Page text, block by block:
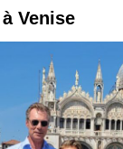
Venise